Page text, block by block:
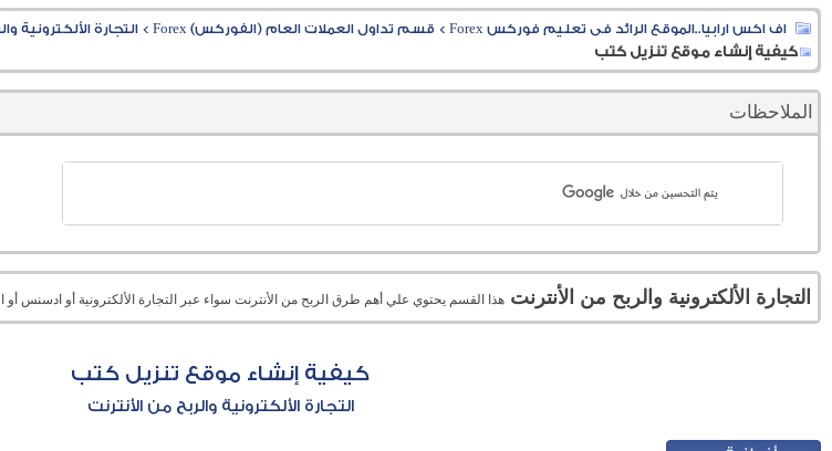
اف اكس ارابيا..الموقع الرائد فى تعليم فوركس Forex > قسم تداول العملات العام (الفوركس) Forex >التجارة الألكترونية
كيفية إنشاء موقع تنزيل كتب
الملاحظات
التجارة الألكترونية والربح من الأنترنت هذا القسم يحتوي علي أهم طرق الربح من الأنترنت سواء عبر التجارة الألكترونية أو ادسنس أو
كيفية إنشاء موقع تنزيل كتب
التجارة الألكترونية والربح من الأنترنت